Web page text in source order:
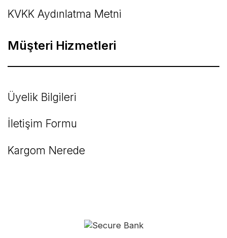
KVKK Aydınlatma Metni
Müşteri Hizmetleri
Üyelik Bilgileri
İletişim Formu
Kargom Nerede